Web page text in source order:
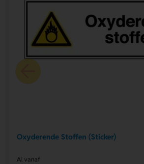
Oxyderende Stoffen (Sticker)
Al vanaf